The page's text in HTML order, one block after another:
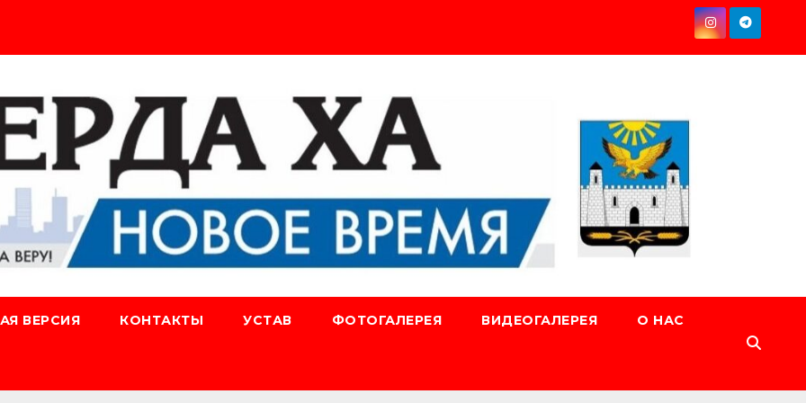
ВЕРСИЯ КОНТАКТЫ УСТАВ ФОТОГАЛЕРЕЯ ВИДЕОГАЛЕРЕЯ О НАС